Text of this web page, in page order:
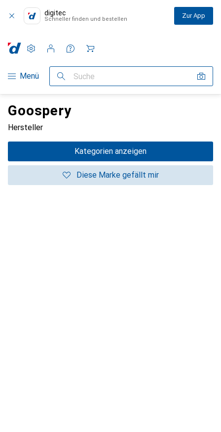
digitec
Schneller finden und bestellen Zur App
Navigation nach Kategorien
Menü Suche
Einstellungen
Kundenkonto
Vergleichslisten
Merklisten
Warenkorb
Goospery
Hersteller
Kategorien anzeigen
Diese Marke gefällt mir